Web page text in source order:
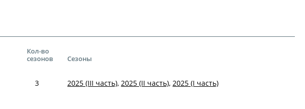
Кол-во
сезонов
Сезоны
3 2025 (III часть), 2025 (II часть), 2025 (I часть)